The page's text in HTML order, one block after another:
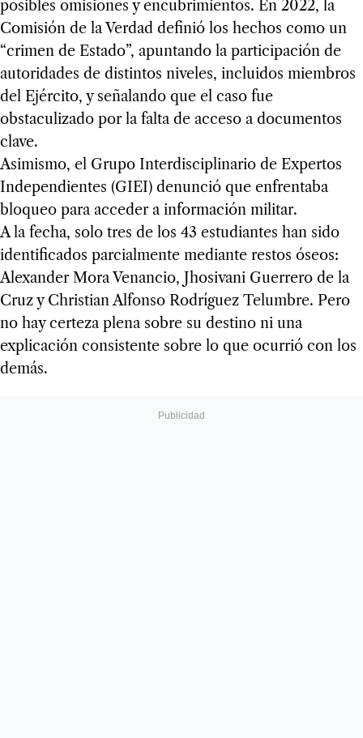
posibles omisiones y encubrimientos. En 2022, la
Comisión de la Verdad definió los hechos como un
“crimen de Estado”, apuntando la participación de
autoridades de distintos niveles, incluidos miembros
del Ejército, y señalando que el caso fue
obstaculizado por la falta de acceso a documentos
clave.
Asimismo, el Grupo Interdisciplinario de Expertos
Independientes (GIEI) denunció que enfrentaba
bloqueo para acceder a información militar.
A la fecha, solo tres de los 43 estudiantes han sido
identificados parcialmente mediante restos óseos:
Alexander Mora Venancio, Jhosivani Guerrero de la
Cruz y Christian Alfonso Rodríguez Telumbre. Pero
no hay certeza plena sobre su destino ni una
explicación consistente sobre lo que ocurrió con los
demás.